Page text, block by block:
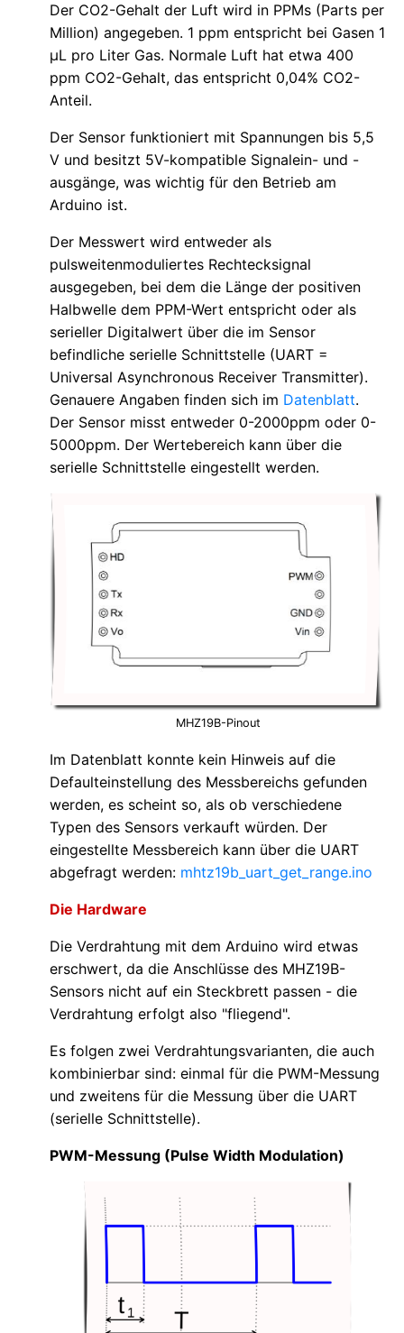
Der CO2-Gehalt der Luft wird in PPMs (Parts per
Million) angegeben. 1 ppm entspricht bei Gasen 1
µL pro Liter Gas. Normale Luft hat etwa 400
ppm CO2-Gehalt, das entspricht 0,04% CO2-
Anteil.
Der Sensor funktioniert mit Spannungen bis 5,5
V und besitzt 5V-kompatible Signalein- und -
ausgänge, was wichtig für den Betrieb am
Arduino ist.
Der Messwert wird entweder als
pulsweitenmoduliertes Rechtecksignal
ausgegeben, bei dem die Länge der positiven
Halbwelle dem PPM-Wert entspricht oder als
serieller Digitalwert über die im Sensor
befindliche serielle Schnittstelle (UART =
Universal Asynchronous Receiver Transmitter).
Genauere Angaben finden sich im Datenblatt.
Der Sensor misst entweder 0-2000ppm oder 0-
5000ppm. Der Wertebereich kann über die
serielle Schnittstelle eingestellt werden.
MHZ19B-Pinout
Im Datenblatt konnte kein Hinweis auf die
Defaulteinstellung des Messbereichs gefunden
werden, es scheint so, als ob verschiedene
Typen des Sensors verkauft würden. Der
eingestellte Messbereich kann über die UART
abgefragt werden: mhtz19b_uart_get_range.ino
Die Hardware
Die Verdrahtung mit dem Arduino wird etwas
erschwert, da die Anschlüsse des MHZ19B-
Sensors nicht auf ein Steckbrett passen - die
Verdrahtung erfolgt also "fliegend".
Es folgen zwei Verdrahtungsvarianten, die auch
kombinierbar sind: einmal für die PWM-Messung
und zweitens für die Messung über die UART
(serielle Schnittstelle).
PWM-Messung (Pulse Width Modulation)